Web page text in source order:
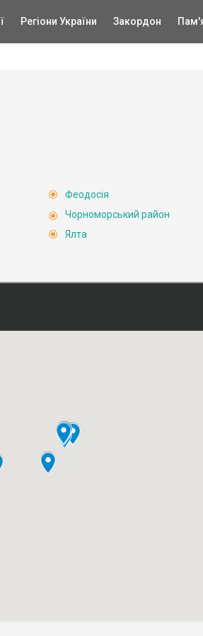
Регіони України Закордон
Феодосія
Чорноморський район
Ялта